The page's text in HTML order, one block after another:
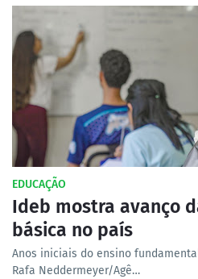
EDUCAÇÃO
Ideb mostra avanço
básica no país
Anos iniciais do ensino
Rafa Neddermeyer/Agê…